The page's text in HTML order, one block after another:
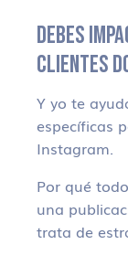
DEBES
CLIENTES
Y yo te
específicas
Instagram.
Por qué
una
trata de